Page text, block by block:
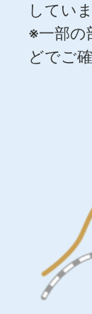
していま
※一部の
どでご